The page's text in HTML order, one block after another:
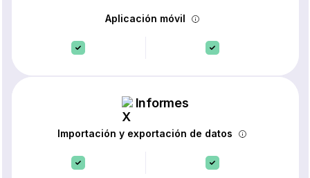
Aplicación móvil
Informes
Importación y exportación de datos